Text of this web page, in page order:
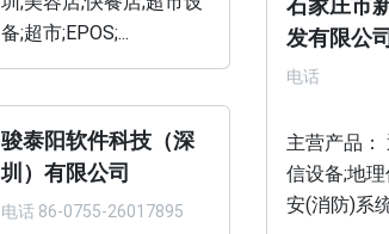
备;超市;EPOS;...
石家庄市
发有限公司
电话
主营产品：
信设备;地
安(消防)系
骏泰阳软件科技（深
圳）有限公司
电话 86-0755-26017895